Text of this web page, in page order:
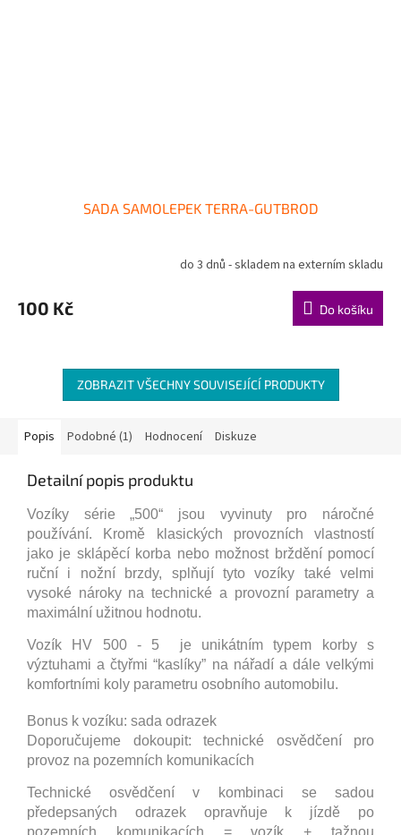
SADA SAMOLEPEK TERRA-GUTBROD
do 3 dnů - skladem na externím skladu
100 Kč Do košíku
ZOBRAZIT VŠECHNY SOUVISEJÍCÍ PRODUKTY
Popis Podobné (1) Hodnocení Diskuze
Detailní popis produktu
Vozíky série „500“ jsou vyvinuty pro náročné
používání. Kromě klasických provozních vlastností
jako je sklápěcí korba nebo možnost brždění pomocí
ruční i nožní brzdy, splňují tyto vozíky také velmi
vysoké nároky na technické a provozní parametry a
maximální užitnou hodnotu.
Vozík HV 500 - 5
je unikátním typem korby s
výztuhami a čtyřmi “kaslíky” na nářadí a dále velkými
komfortními koly parametru osobního automobilu.
Bonus k vozíku: sada odrazek
Doporučujeme dokoupit:
technické osvědčení pro
provoz na pozemních komunikacích
Technické osvědčení v kombinaci se sadou
předepsaných odrazek opravňuje k jízdě po